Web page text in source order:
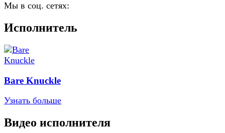
Мы в соц. сетях:
Исполнитель
Bare Knuckle
Узнать больше
Видео исполнителя